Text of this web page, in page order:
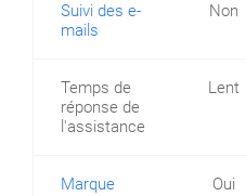
Suivi des e-
mails
Non
Temps de
réponse de
l'assistance
Lent
Marque Oui